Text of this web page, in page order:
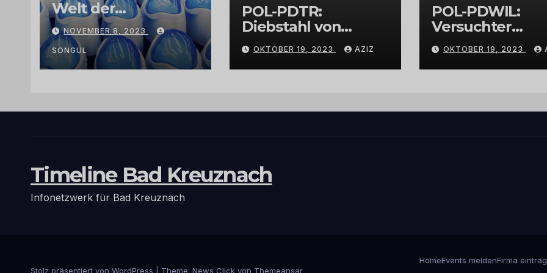
Welt der
Exklusivität:
Arganöl,
Kaktusfeigenkernöl
und
vertrauenswürdige
NOVEMBER 8, 2023
SONGUL
POL-PDTR:
Diebstahl von
Grabschmuck
OKTOBER 19, 2023 AZIZ
POL-PDWIL:
Versuchter
Einbruch im
Gewerbegebiet
Wittlich
OKTOBER 19, 2023
Timeline Bad Kreuznach
Infonetzwerk für Bad Kreuznach
Stolz präsentiert von WordPress Theme: News Click von Themeansar
HomeEvents meldenFirma